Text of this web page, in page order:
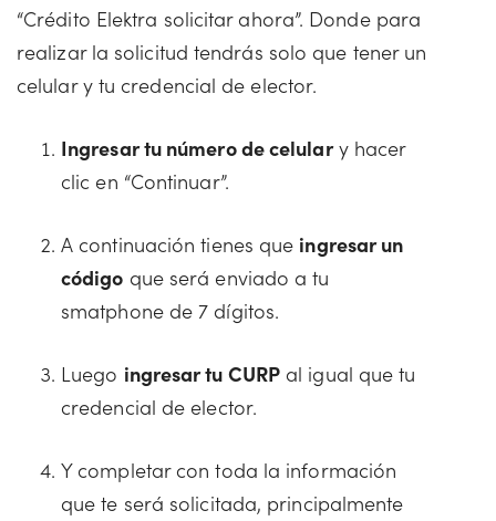
“Crédito Elektra solicitar ahora”. Donde para
realizar la solicitud tendrás solo que tener un
celular y tu credencial de elector.
Ingresar tu número de celulary hacer
clic en “Continuar”.
A continuación tienes que ingresar un
código que será enviado a tu
smatphone de 7 dígitos.
Luego ingresar tu CURP al igual que tu
credencial de elector.
Y completar con toda la información
que te será solicitada, principalmente